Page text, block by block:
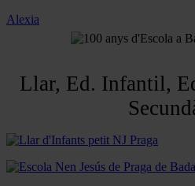
Alexia
Llar, Ed. Infantil,